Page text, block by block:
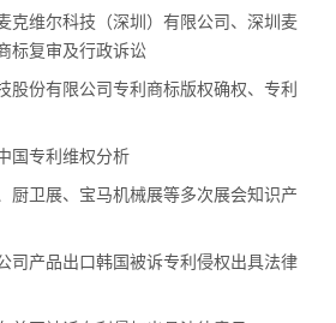
克维尔科技（深圳）有限公司、深圳麦
标复审及行政诉讼
股份有限公司专利商标版权确权、专利
国专利维权分析
厨卫展、宝马机械展等多次展会知识产
司产品出口韩国被诉专利侵权出具法律